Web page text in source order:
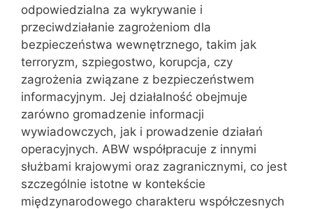
odpowiedzialna za wykrywanie i
przeciwdziałanie zagrożeniom dla
bezpieczeństwa wewnętrznego, takim jak
terroryzm, szpiegostwo, korupcja, czy
zagrożenia związane z bezpieczeństwem
informacyjnym. Jej działalność obejmuje
zarówno gromadzenie informacji
wywiadowczych, jak i prowadzenie działań
operacyjnych. ABW współpracuje z innymi
służbami krajowymi oraz zagranicznymi, co jest
szczególnie istotne w kontekście
międzynarodowego charakteru współczesnych